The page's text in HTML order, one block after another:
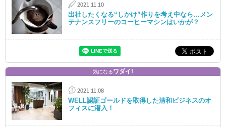
2021.11.10
出社したくなる“しかけ”作りを考え中なら…メン
テナンスフリーのコーヒーマシンはいかが？
気になるワダイ!
2021.11.08
WELL認証ゴールドを取得した清和ビジネスのオ
フィスに潜入！